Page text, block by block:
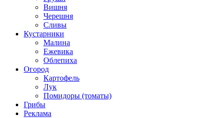
Вишня
Черешня
Сливы
Кустарники
Малина
Ежевика
Облепиха
Огород
Картофель
Лук
Помидоры (томаты)
Грибы
Реклама